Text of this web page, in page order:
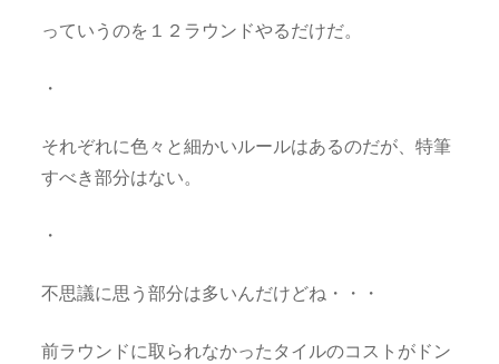
っていうのを１２ラウンドやるだけだ。
・
それぞれに色々と細かいルールはあるのだが、特筆
すべき部分はない。
・
不思議に思う部分は多いんだけどね・・・
前ラウンドに取られなかったタイルのコストがドン